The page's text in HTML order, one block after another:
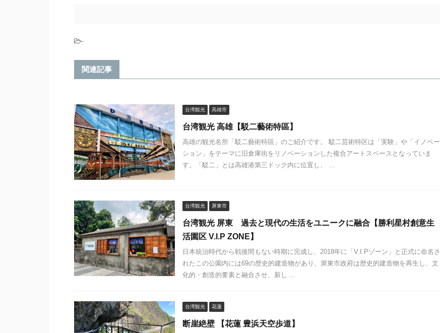
-
関連記事
台湾観光 高雄市
台湾観光 高雄【駁二藝術特區】
高雄の観光名所「駁二藝術特區」のご紹介です。 駁二芸術特区は「実験」や「イノベー
ション」をテーマに旧倉庫街をリノベーションした複合アートスペースとなっていま
す。「駁二」とは高雄港第三ドック内に位置し、 ...
台湾観光 屏東市
台湾観光 屏東 過去と現代の生活をユニークに融合【勝利星村創意生
活園区 V.I.P ZONE】
日本統治時代から戦後間もない時期に完成し、2018年に「V.I.Pゾーン」と正式に命名さ
れたこの公園内には69の歴史的建造物があり、屏東市政府は歴史的建造物を再生し、文
化的・創造的要素と融合させ、新し ...
台湾観光 花蓮
断崖絶壁 【花蓮 豊浜天空歩道】